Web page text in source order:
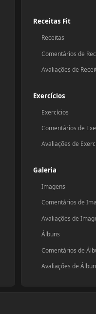
Receitas Fit
Receitas
Comentários de
Avaliações de
Exercícios
Exercícios
Comentários de
Avaliações de
Galeria
Imagens
Comentários de
Avaliações de
Álbuns
Comentários de
Avaliações de